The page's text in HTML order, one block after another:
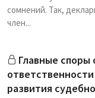
сомнений. Так,
член...
Главные споры
развития